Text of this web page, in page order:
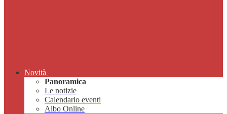
Novità
Panoramica
Le notizie
Calendario eventi
Albo Online